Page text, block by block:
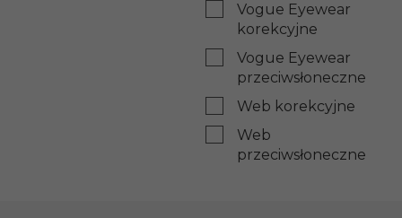
Vogue Eyewear
korekcyjne
Vogue Eyewear
przeciwsłoneczne
Web korekcyjne
Web
przeciwsłoneczne